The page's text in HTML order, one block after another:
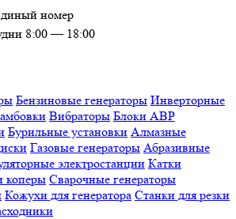
номер
8:00 — 18:00
Бензиновые генераторы Инверторные
Вибраторы Блоки АВР
Бурильные установки Алмазные
Газовые генераторы Абразивные
электростанции Катки
коперы Сварочные генераторы
Кожухи для генератора Станки для резки